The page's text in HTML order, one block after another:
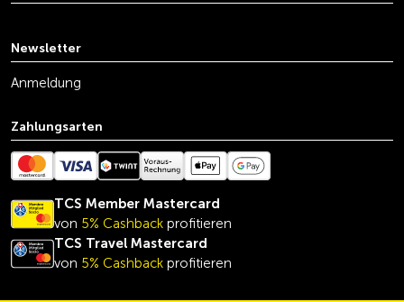
Newsletter
Anmeldung
Zahlungsarten
TCS Member Mastercard
von 5% Cashback profitieren
TCS Travel Mastercard
von 5% Cashback profitieren